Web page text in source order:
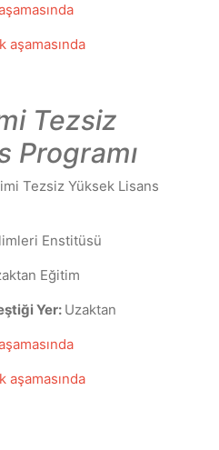
aşamasında
Tezsiz
Programı
Tezsiz Yüksek Lisans
Enstitüsü
Eğitim
Yer: Uzaktan
aşamasında